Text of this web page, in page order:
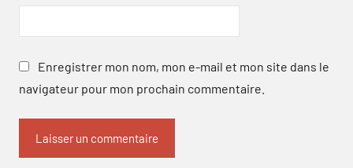
Enregistrer mon nom, mon e-mail et mon site dans le
navigateur pour mon prochain commentaire.